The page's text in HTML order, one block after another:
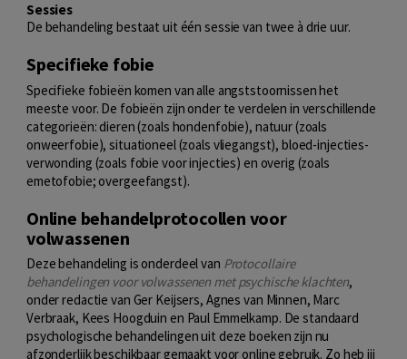
Sessies
De behandeling bestaat uit één sessie van twee à drie uur.
Specifieke fobie
Specifieke fobieën komen van alle angststoornissen het
meeste voor. De fobieën zijn onder te verdelen in verschillende
categorieën: dieren (zoals hondenfobie), natuur (zoals
onweerfobie), situationeel (zoals vliegangst), bloed-injecties-
verwonding (zoals fobie voor injecties) en overig (zoals
emetofobie; overgeefangst).
Online behandelprotocollen voor
volwassenen
Deze behandeling is onderdeel van Protocollaire
behandelingen voor volwassenen met psychische klachten,
onder redactie van Ger Keijsers, Agnes van Minnen, Marc
Verbraak, Kees Hoogduin en Paul Emmelkamp. De standaard
psychologische behandelingen uit deze boeken zijn nu
afzonderlijk beschikbaar gemaakt voor online gebruik. Zo heb jij